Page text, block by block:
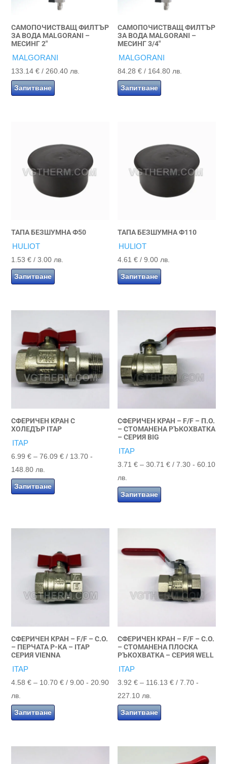
САМОПОЧИСТВАЩ ФИЛТЪР
ЗА ВОДА MALGORANI –
МЕСИНГ 2″
MALGORANI
133.14€ / 260.40 лв.
Запитване
САМОПОЧИСТВАЩ ФИЛТЪР
ЗА ВОДА MALGORANI –
МЕСИНГ 3/4″
MALGORANI
84.28€ / 164.80 лв.
Запитване
ТАПА БЕЗШУМНА Ф50
HULIOT
1.53€ / 3.00 лв.
Запитване
ТАПА БЕЗШУМНА Ф110
HULIOT
4.61€ / 9.00 лв.
Запитване
СФЕРИЧЕН КРАН С
ХОЛЕДЪР ITAP
ITAP
6.99€ – 76.09€Price
/ 13.70 -
148.80 лв.
Запитване
СФЕРИЧЕН КРАН – F/F – П.О.
– СТОМАНЕНА РЪКОХВАТКА
– СЕРИЯ BIG
ITAP
3.71€ – 30.71€Price
/ 7.30 - 60.10
лв.
Запитване
СФЕРИЧЕН КРАН – F/F – С.О.
– ПЕРЧАТА Р-КА – ITAP
СЕРИЯ VIENNA
ITAP
4.58€ – 10.70€Price
/ 9.00 - 20.90
лв.
Запитване
СФЕРИЧЕН КРАН – F/F – С.О.
– СТОМAНЕНА ПЛОСКА
РЪКОХВАТКА – СЕРИЯ WELL
ITAP
3.92€ – 116.13€Price
/ 7.70 -
227.10 лв.
Запитване